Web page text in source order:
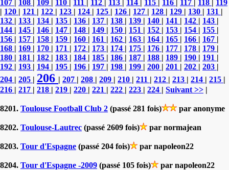
107 | 108 | 109 | 110 | 111 | 112 | 113 | 114 | 115 | 116 | 117 | 118 | 119
| 120 | 121 | 122 | 123 | 124 | 125 | 126 | 127 | 128 | 129 | 130 | 131 |
132 | 133 | 134 | 135 | 136 | 137 | 138 | 139 | 140 | 141 | 142 | 143 |
144 | 145 | 146 | 147 | 148 | 149 | 150 | 151 | 152 | 153 | 154 | 155 |
156 | 157 | 158 | 159 | 160 | 161 | 162 | 163 | 164 | 165 | 166 | 167 |
168 | 169 | 170 | 171 | 172 | 173 | 174 | 175 | 176 | 177 | 178 | 179 |
180 | 181 | 182 | 183 | 184 | 185 | 186 | 187 | 188 | 189 | 190 | 191 |
192 | 193 | 194 | 195 | 196 | 197 | 198 | 199 | 200 | 201 | 202 | 203 |
204 | 205 | 206 | 207 | 208 | 209 | 210 | 211 | 212 | 213 | 214 | 215 |
216 | 217 | 218 | 219 | 220 | 221 | 222 | 223 | 224 | Suivant >> |
8201. Toulouse Football Club 2 (passé 281 fois) par anonyme
8202. Toulouse-Lautrec (passé 2609 fois) par normajean
8203. Tour d'Espagne (passé 204 fois) par napoleon22
8204. Tour d'Espagne -2009 (passé 105 fois) par napoleon22